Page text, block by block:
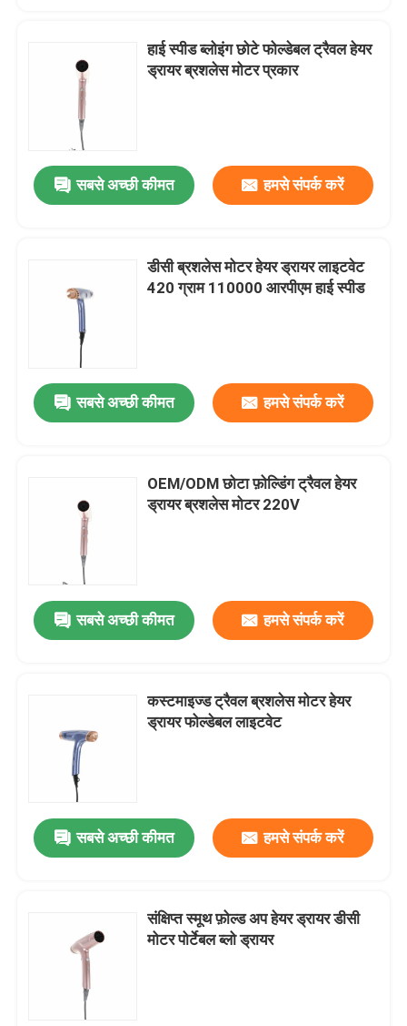
हाई स्पीड ब्लोइंग छोटे फोल्डेबल ट्रैवल हेयर
ड्रायर ब्रशलेस मोटर प्रकार
सबसे अच्छी कीमत हमसे संपर्क करें
डीसी ब्रशलेस मोटर हेयर ड्रायर लाइटवेट
420 ग्राम 110000 आरपीएम हाई स्पीड
सबसे अच्छी कीमत हमसे संपर्क करें
OEM/ODM छोटा फ़ोल्डिंग ट्रैवल हेयर
ड्रायर ब्रशलेस मोटर 220V
सबसे अच्छी कीमत हमसे संपर्क करें
कस्टमाइज्ड ट्रैवल ब्रशलेस मोटर हेयर
ड्रायर फोल्डेबल लाइटवेट
सबसे अच्छी कीमत हमसे संपर्क करें
संक्षिप्त स्मूथ फ़ोल्ड अप हेयर ड्रायर डीसी
मोटर पोर्टेबल ब्लो ड्रायर